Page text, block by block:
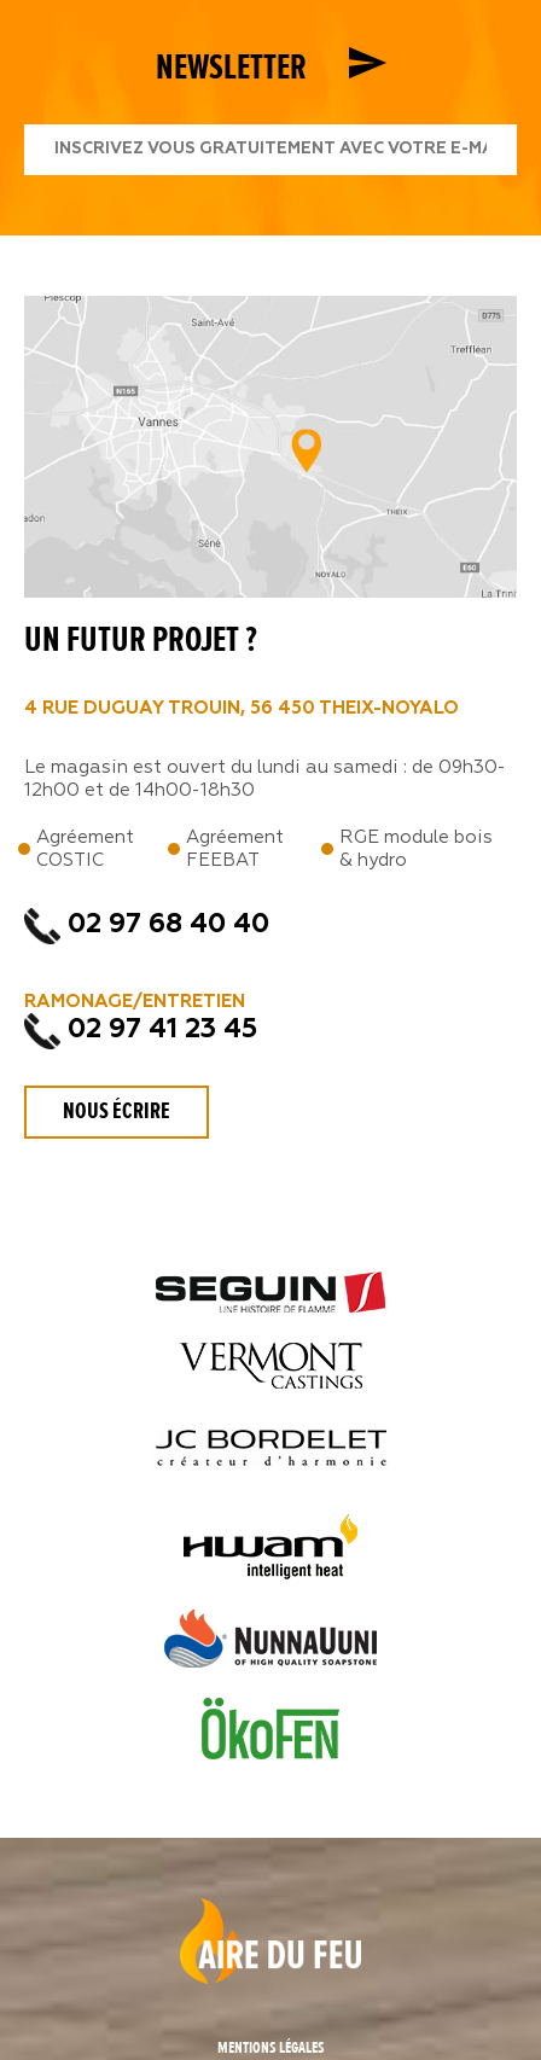
NEWSLETTER
UN FUTUR PROJET ?
4 RUE DUGUAY TROUIN, 56 450 THEIX-NOYALO
Le magasin est ouvert du lundi au samedi : de 09h30-
12h00 et de 14h00-18h30
Agréement
COSTIC
Agréement
FEEBAT
RGE module bois
& hydro
02 97 68 40 40
RAMONAGE/ENTRETIEN
02 97 41 23 45
NOUS ÉCRIRE
MENTIONS LÉGALES